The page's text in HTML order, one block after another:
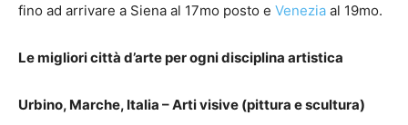
fino ad arrivare a Siena al 17mo posto e Venezia al 19mo.
Le migliori città d’arte per ogni disciplina artistica
Urbino, Marche, Italia – Arti visive (pittura e scultura)